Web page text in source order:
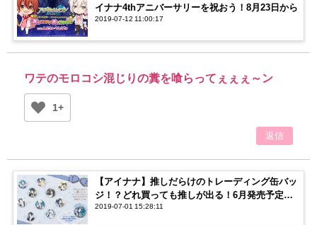
イナナ4thアニバーサリーを祝おう！8月23日から
2019-07-12 11:00:17
ワテのモロコシ混じりの糞を喰らってぇぇぇ～ン
1+
返信
【アイナナ】推しだらけのトレーディング缶バッ
ジ！？どれ買っても推しが出る！6月発売予定！
【アイドリッシュセブン】
2019-07-01 15:28:11